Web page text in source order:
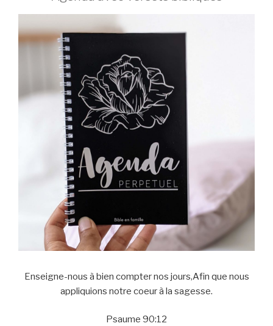
Enseigne-nous à bien compter nos jours,Afin que nous
appliquions notre coeur à la sagesse.
Psaume 90:12